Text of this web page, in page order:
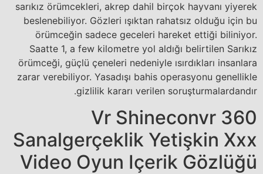
sarıkız örümcekleri, akrep dahil birçok hayvanı yiyerek
beslenebiliyor. Gözleri ışıktan rahatsız olduğu için bu
örümceğin sadece geceleri hareket ettiği biliniyor.
Saatte 1, a few kilometre yol aldığı belirtilen Sarıkız
örümceği, güçlü çeneleri nedeniyle ısırdıkları insanlara
zarar verebiliyor. Yasadışı bahis operasyonu genellikle
gizlilik kararı verilen soruşturmalardandır.
Vr Shineconvr 360
Sanalgerçeklik Yetişkin Xxx
Video Oyun Içerik Gözlüğü